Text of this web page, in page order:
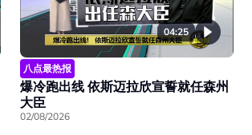
04:25
八点最热报
爆冷跑出线 依斯迈拉欣宣誓就任森州
大臣
02/08/2026